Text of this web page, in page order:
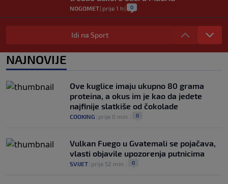
NOGOMET| prije 1 h | 0
Lara Gut-Behrami završila karijeru:
Jedna od najvećih skijašica svih
OSTALI SPORTOVI|prije 1 h| 0
Marokancima za podršku
NOGOMET|prije 2 h| 0
Idi na Sport
NAJNOVIJE
Ove kuglice imaju ukupno 80 grama
proteina, a okus im je kao da jedete
najfinije slatkiše od čokolade
COOKING prije 0 min. 0
Vulkan Fuego u Gvatemali se pojačava,
vlasti objavile upozorenja putnicima
SVIJET prije 52 min. 0